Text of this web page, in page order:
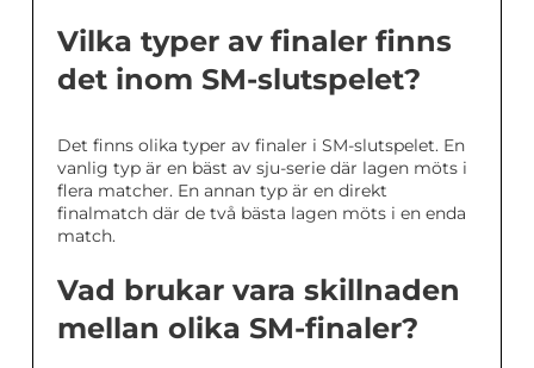
Vilka typer av finaler finns
det inom SM-slutspelet?
Det finns olika typer av finaler i SM-slutspelet. En
vanlig typ är en bäst av sju-serie där lagen möts i
flera matcher. En annan typ är en direkt
finalmatch där de två bästa lagen möts i en enda
match.
Vad brukar vara skillnaden
mellan olika SM-finaler?